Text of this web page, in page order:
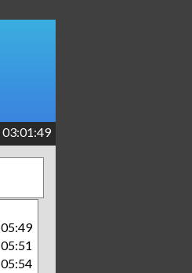
03:01:49
05:49
05:51
05:54